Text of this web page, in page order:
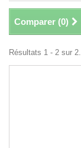
Comparer (0)
Résultats 1 - 2 sur 2.